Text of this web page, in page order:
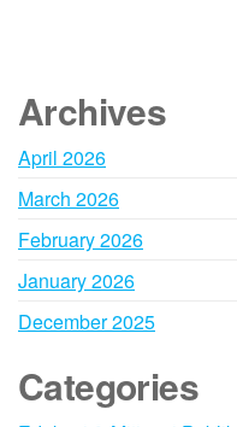
Archives
April 2026
March 2026
February 2026
January 2026
December 2025
Categories